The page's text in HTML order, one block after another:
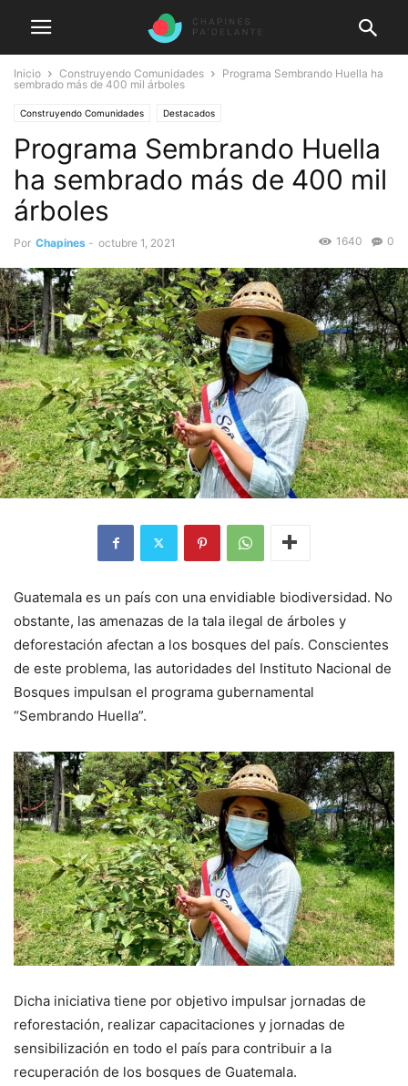
Inicio Construyendo Comunidades
Programa Sembrando Huella ha
sembrado más de 400 mil árboles
Construyendo Comunidades Destacados
Programa Sembrando Huella
ha sembrado más de 400 mil
árboles
Por Chapines - octubre 1, 2021 0
1640
Guatemala es un país con una envidiable biodiversidad. No
obstante, las amenazas de la tala ilegal de árboles y
deforestación afectan a los bosques del país. Conscientes
de este problema, las autoridades del Instituto Nacional de
Bosques impulsan el programa gubernamental
“Sembrando Huella”.
Dicha iniciativa tiene por objetivo impulsar jornadas de
reforestación, realizar capacitaciones y jornadas de
sensibilización en todo el país para contribuir a la
recuperación de los bosques de Guatemala.